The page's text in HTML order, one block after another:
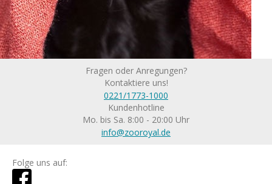
Fragen oder Anregungen?
Kontaktiere uns!
0221/1773-1000
Kundenhotline
Mo. bis Sa. 8:00 - 20:00 Uhr
info@zooroyal.de
Folge uns auf: